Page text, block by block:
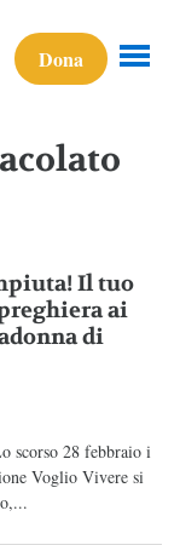
Dona
Il tuo
ai
di
scorso 28 febbraio i
Voglio Vivere si